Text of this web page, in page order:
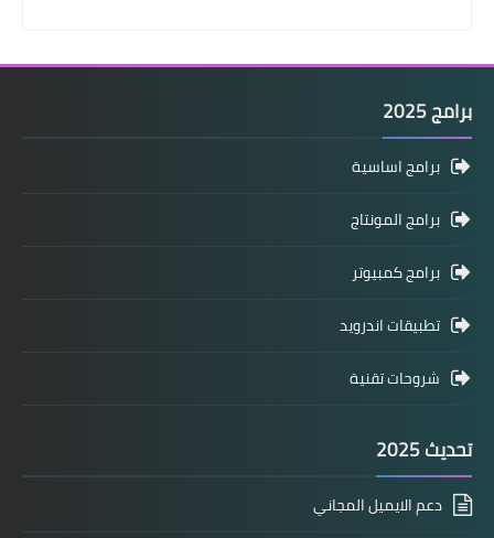
برامج 2025
برامج اساسية
برامج المونتاج
برامج كمبيوتر
تطبيقات اندرويد
شروحات تقنية
تحديث 2025
دعم الايميل المجاني